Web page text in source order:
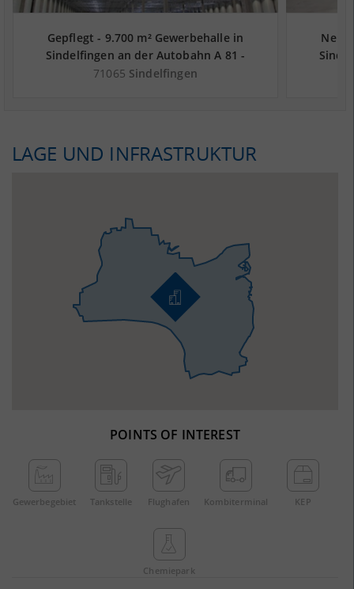
Gepflegt - 9.700 m² Gewerbehalle in
Sindelfingen an der Autobahn A 81 -
Landkreis Böblingen
71065 Sindelfingen
LAGE UND INFRASTRUKTUR
POINTS OF INTEREST
Gewerbe­gebiet Tankstelle Flughafen Kombi­terminal KEP
Chemie­park